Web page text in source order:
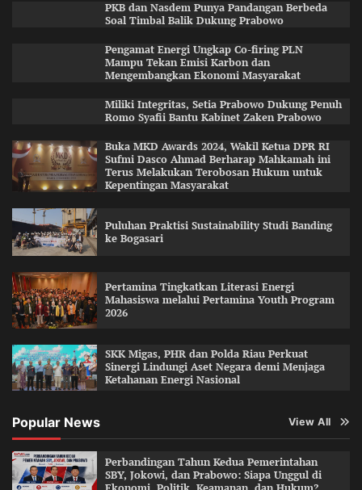
PKB dan Nasdem Punya Pandangan Berbeda
Soal Timbal Balik Dukung Prabowo
Pengamat Energi Ungkap Co-firing PLN
Mampu Tekan Emisi Karbon dan
Mengembangkan Ekonomi Masyarakat
Miliki Integritas, Setia Prabowo Dukung Penuh
Romo Syafii Bantu Kabinet Zaken Prabowo
Buka MKD Awards 2024, Wakil Ketua DPR RI
Sufmi Dasco Ahmad Berharap Mahkamah ini
Terus Melakukan Terobosan Hukum untuk
Kepentingan Masyarakat
Puluhan Praktisi Sustainability Studi Banding
ke Bogasari
Pertamina Tingkatkan Literasi Energi
Mahasiswa melalui Pertamina Youth Program
2026
SKK Migas, PHR dan Polda Riau Perkuat
Sinergi Lindungi Aset Negara demi Menjaga
Ketahanan Energi Nasional
Popular News View All
Perbandingan Tahun Kedua Pemerintahan
SBY, Jokowi, dan Prabowo: Siapa Unggul di